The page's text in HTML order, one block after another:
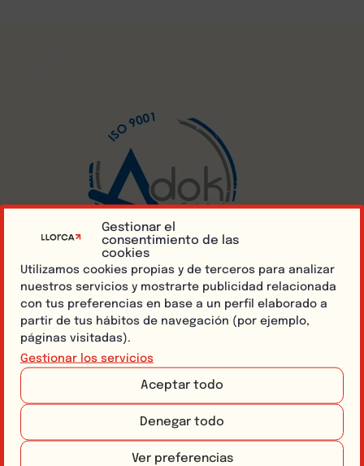
Gestionar el
consentimiento de las
cookies
Utilizamos cookies propias y de terceros para analizar
nuestros servicios y mostrarte publicidad relacionada
con tus preferencias en base a un perfil elaborado a
partir de tus hábitos de navegación (por ejemplo,
páginas visitadas).
Gestionar los servicios
Aceptar todo
Denegar todo
Ver preferencias